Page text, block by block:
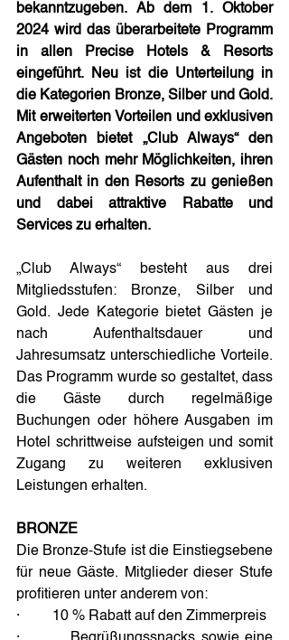
bekanntzugeben. Ab dem 1. Oktober
2024 wird das überarbeitete Programm
in allen Precise Hotels & Resorts
eingeführt. Neu ist die Unterteilung in
die Kategorien Bronze, Silber und Gold.
Mit erweiterten Vorteilen und exklusiven
Angeboten bietet „Club Always“ den
Gästen noch mehr Möglichkeiten, ihren
Aufenthalt in den Resorts zu genießen
und dabei attraktive Rabatte und
Services zu erhalten.
„Club Always“ besteht aus drei
Mitgliedsstufen: Bronze, Silber und
Gold. Jede Kategorie bietet Gästen je
nach Aufenthaltsdauer und
Jahresumsatz unterschiedliche Vorteile.
Das Programm wurde so gestaltet, dass
die Gäste durch regelmäßige
Buchungen oder höhere Ausgaben im
Hotel schrittweise aufsteigen und somit
Zugang zu weiteren exklusiven
Leistungen erhalten.
BRONZE
Die Bronze-Stufe ist die Einstiegsebene
für neue Gäste. Mitglieder dieser Stufe
profitieren unter anderem von:
·         10 % Rabatt auf den Zimmerpreis